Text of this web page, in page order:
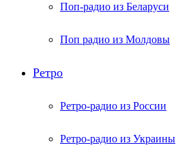
Поп-радио из Беларуси
Поп радио из Молдовы
Ретро
Ретро-радио из России
Ретро-радио из Украины